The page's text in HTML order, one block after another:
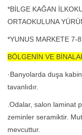
*BİLGE KAĞAN
ORTAOKULUNA
*YUNUS MARKETE 7-
BÖLGENİN VE
·Banyolarda duşa
tavanlıdır.
.Odalar, salon laminat
zeminler seramiktir.
mevcuttur.